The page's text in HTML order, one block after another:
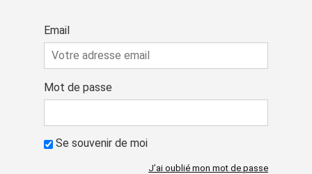
Email
Mot de passe
Se souvenir de moi
J’ai oublié mon mot de passe